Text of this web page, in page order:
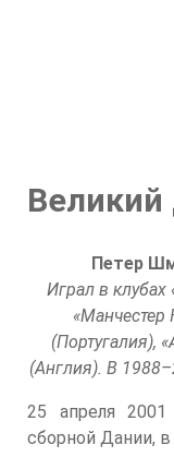
Великий
Петер
Играл в
«Манчестер
(Португалия),
(Англия). В
25 апреля
сборной Дании,